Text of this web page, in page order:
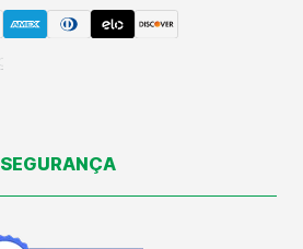
SEGURANÇA